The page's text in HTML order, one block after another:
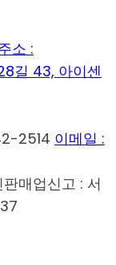
소 :
길 43, 아이센
2514 이메일 :
판매업신고 : 서